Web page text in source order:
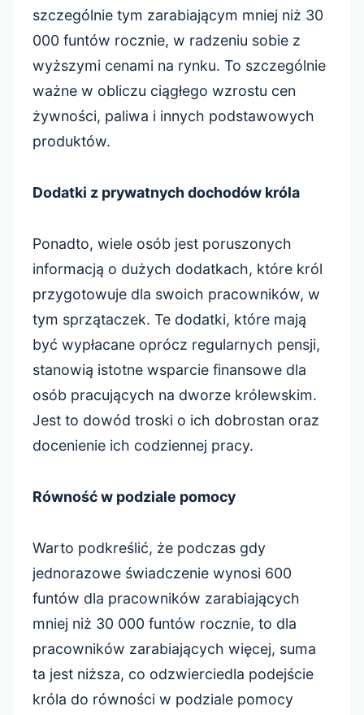
szczególnie tym zarabiającym mniej niż 30
000 funtów rocznie, w radzeniu sobie z
wyższymi cenami na rynku. To szczególnie
ważne w obliczu ciągłego wzrostu cen
żywności, paliwa i innych podstawowych
produktów.
Dodatki z prywatnych dochodów króla
Ponadto, wiele osób jest poruszonych
informacją o dużych dodatkach, które król
przygotowuje dla swoich pracowników, w
tym sprzątaczek. Te dodatki, które mają
być wypłacane oprócz regularnych pensji,
stanowią istotne wsparcie finansowe dla
osób pracujących na dworze królewskim.
Jest to dowód troski o ich dobrostan oraz
docenienie ich codziennej pracy.
Równość w podziale pomocy
Warto podkreślić, że podczas gdy
jednorazowe świadczenie wynosi 600
funtów dla pracowników zarabiających
mniej niż 30 000 funtów rocznie, to dla
pracowników zarabiających więcej, suma
ta jest niższa, co odzwierciedla podejście
króla do równości w podziale pomocy